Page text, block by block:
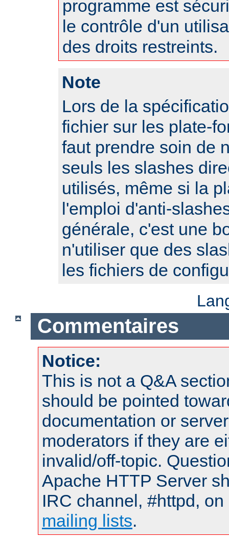
programme est
le contrôle d'un
des droits restreints.
Note
Lors de la
fichier sur les plate-
faut prendre soin de
seuls les slashes
utilisés, même si la
l'emploi d'anti-
générale, c'est une
n'utiliser que des
les fichiers de
Commentaires
Notice:
This is not a Q&A
should be pointed
documentation or
moderators if they are
invalid/off-topic.
Apache HTTP Server
IRC channel, #httpd,
mailing lists.